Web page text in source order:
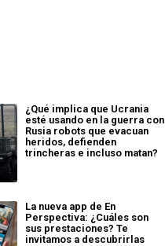
¿Qué implica que Ucrania
esté usando en la guerra con
Rusia robots que evacuan
heridos, defienden
trincheras e incluso matan?
La nueva app de En
Perspectiva: ¿Cuáles son
sus prestaciones? Te
invitamos a descubrirlas